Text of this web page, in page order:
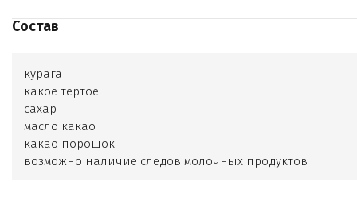
Состав
курага
какое тертое
сахар
масло какао
какао порошок
возможно наличие следов молочных продуктов
фундука